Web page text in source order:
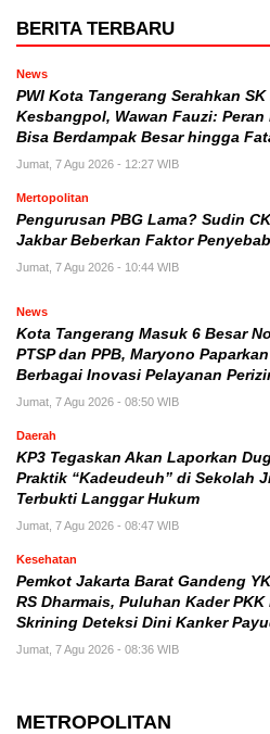
BERITA TERBARU
News
PWI Kota Tangerang Serahkan SK
Kesbangpol, Wawan Fauzi: Peran
Bisa Berdampak Besar hingga
Jumat, 7 Agu 2026 - 12:27 WIB
Mertopolitan
Pengurusan PBG Lama? Sudin
Jakbar Beberkan Faktor
Jumat, 7 Agu 2026 - 10:44 WIB
News
Kota Tangerang Masuk 6 Besar
PTSP dan PPB, Maryono Paparkan
Berbagai Inovasi Pelayanan
Jumat, 7 Agu 2026 - 08:50 WIB
Daerah
KP3 Tegaskan Akan Laporkan
Praktik “Kadeudeuh” di Sekolah
Terbukti Langgar Hukum
Jumat, 7 Agu 2026 - 08:47 WIB
Kesehatan
Pemkot Jakarta Barat Gandeng
RS Dharmais, Puluhan Kader
Skrining Deteksi Dini Kanker
Jumat, 7 Agu 2026 - 08:36 WIB
METROPOLITAN